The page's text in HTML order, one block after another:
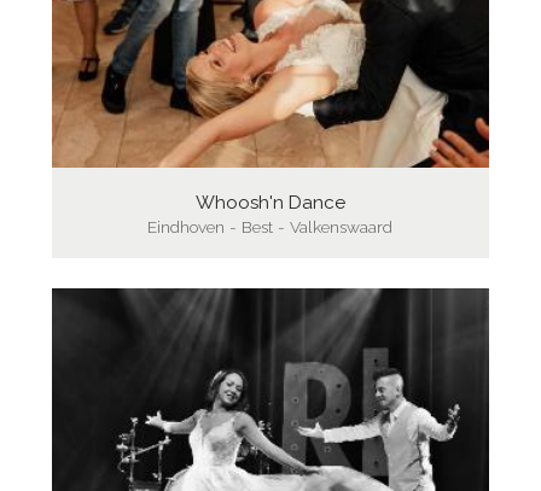
Whoosh'n Dance
Eindhoven - Best - Valkenswaard